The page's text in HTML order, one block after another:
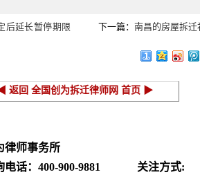
后延长暂停期限 下一篇： 南昌的房屋拆迁
返回 全国创为拆迁律师网 首页 ▶
律师事务所
话： 400-900-9881
关注方式: